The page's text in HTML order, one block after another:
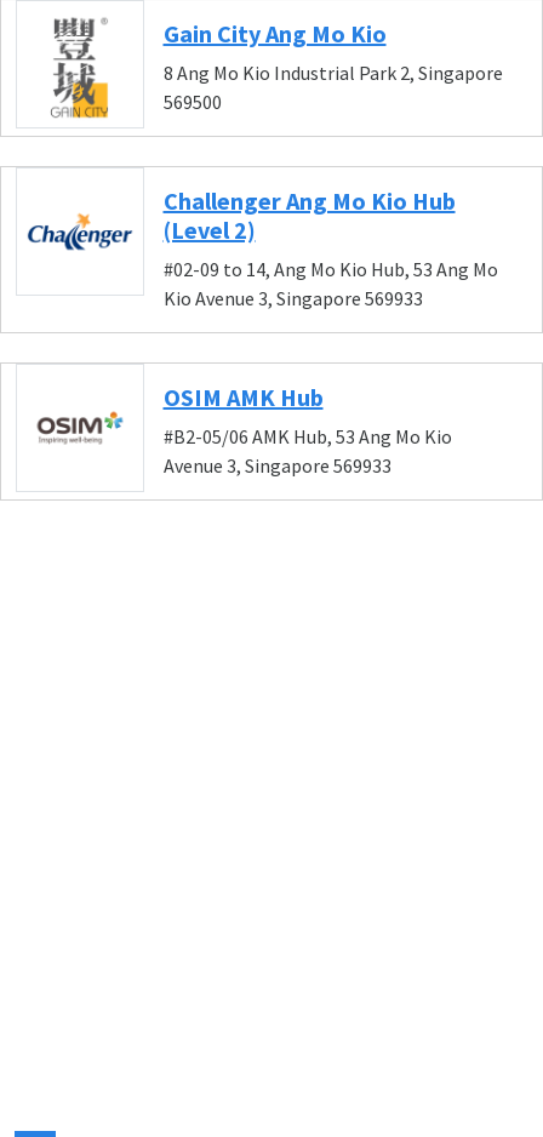
Gain City Ang Mo Kio
8 Ang Mo Kio Industrial Park 2, Singapore
569500
Challenger Ang Mo Kio Hub
(Level 2)
#02-09 to 14, Ang Mo Kio Hub, 53 Ang Mo
Kio Avenue 3, Singapore 569933
OSIM AMK Hub
#B2-05/06 AMK Hub, 53 Ang Mo Kio
Avenue 3, Singapore 569933